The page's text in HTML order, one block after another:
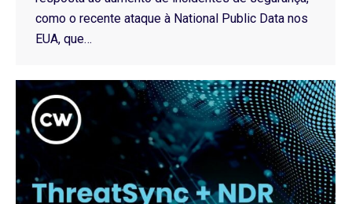
como o recente ataque à National Public Data nos
EUA, que…